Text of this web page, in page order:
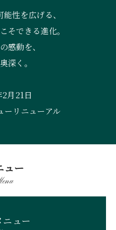
性を広げる、
そできる進化。
感動を、
深く。
月21日
ーリニューアル
ュー
ニュー